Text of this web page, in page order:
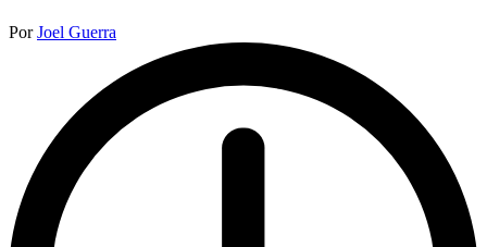
Publicado
PorJoel Guerra